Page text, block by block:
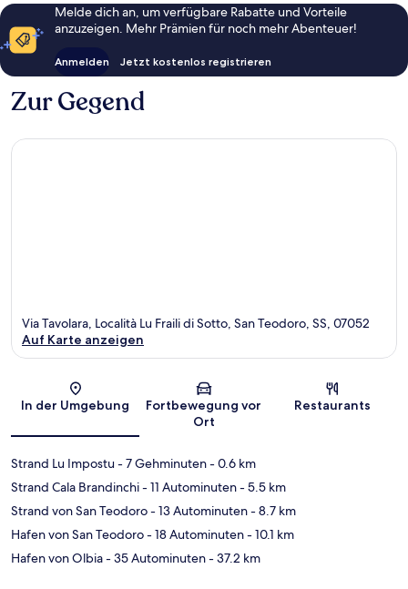
Melde dich an, um verfügbare Rabatte und Vorteile
anzuzeigen. Mehr Prämien für noch mehr Abenteuer!
Anmelden Jetzt kostenlos registrieren
Zur Gegend
Karte
Via Tavolara, Località Lu Fraili di Sotto, San Teodoro, SS, 07052
Auf Karte anzeigen
In der Umgebung
Fortbewegung vor
Ort
Restaurants
Strand Lu Impostu- 7 Gehminuten- 0.6 km
Strand Cala Brandinchi- 11 Autominuten- 5.5 km
Strand von San Teodoro- 13 Autominuten- 8.7 km
Hafen von San Teodoro- 18 Autominuten- 10.1 km
Hafen von Olbia- 35 Autominuten- 37.2 km